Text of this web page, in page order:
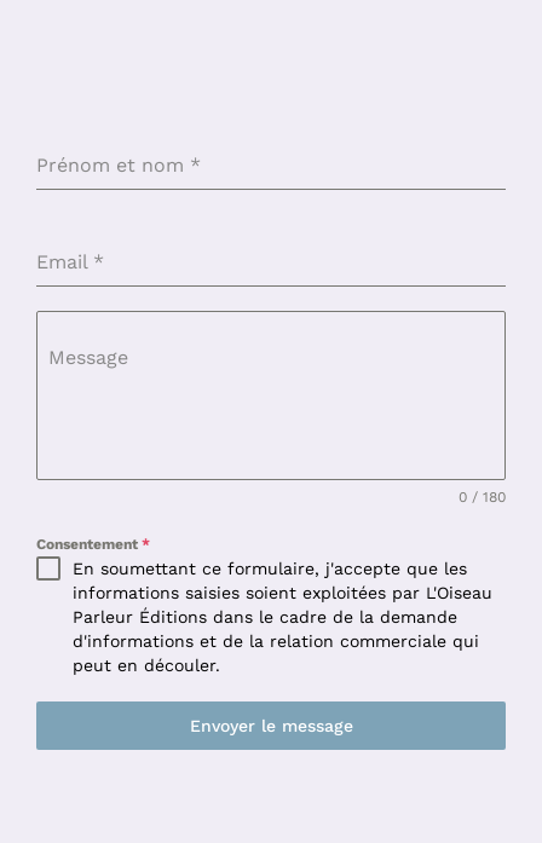
Prénom et nom *
Email *
Message
0 / 180
Consentement *
En soumettant ce formulaire, j'accepte que les
informations saisies soient exploitées par L'Oiseau
Parleur Éditions dans le cadre de la demande
d'informations et de la relation commerciale qui
peut en découler.
Envoyer le message